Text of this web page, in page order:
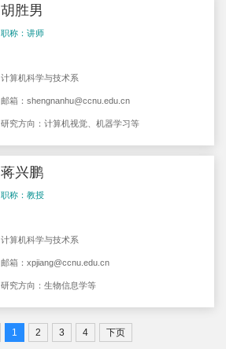
胡胜男
职称：讲师
计算机科学与技术系
邮箱：shengnanhu@ccnu.edu.cn
研究方向：计算机视觉、机器学习等
蒋兴鹏
职称：教授
计算机科学与技术系
邮箱：xpjiang@ccnu.edu.cn
研究方向：生物信息学等
1 2 3 4 下页